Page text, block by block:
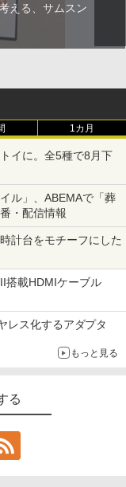
える、サムスン
1カ月
イに。全5種で8月下
ル」、ABEMAで「葬
・配信情報
計台をモチーフにした
搭載HDMIケーブル
レス化するアダプタ
もっと見る
る